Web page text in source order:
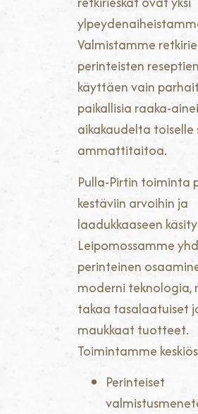
Valmistamme
perinteisten
käyttäen vain
paikallisia raaka-
aikakaudelta
ammattitaitoa.
Pulla-Pirtin toiminta
kestäviin arvoihin ja
laadukkaaseen
Leipomossamme
perinteinen
moderni teknologia,
takaa tasalaatuiset
maukkaat tuotteet.
Toimintamme
Perinteiset